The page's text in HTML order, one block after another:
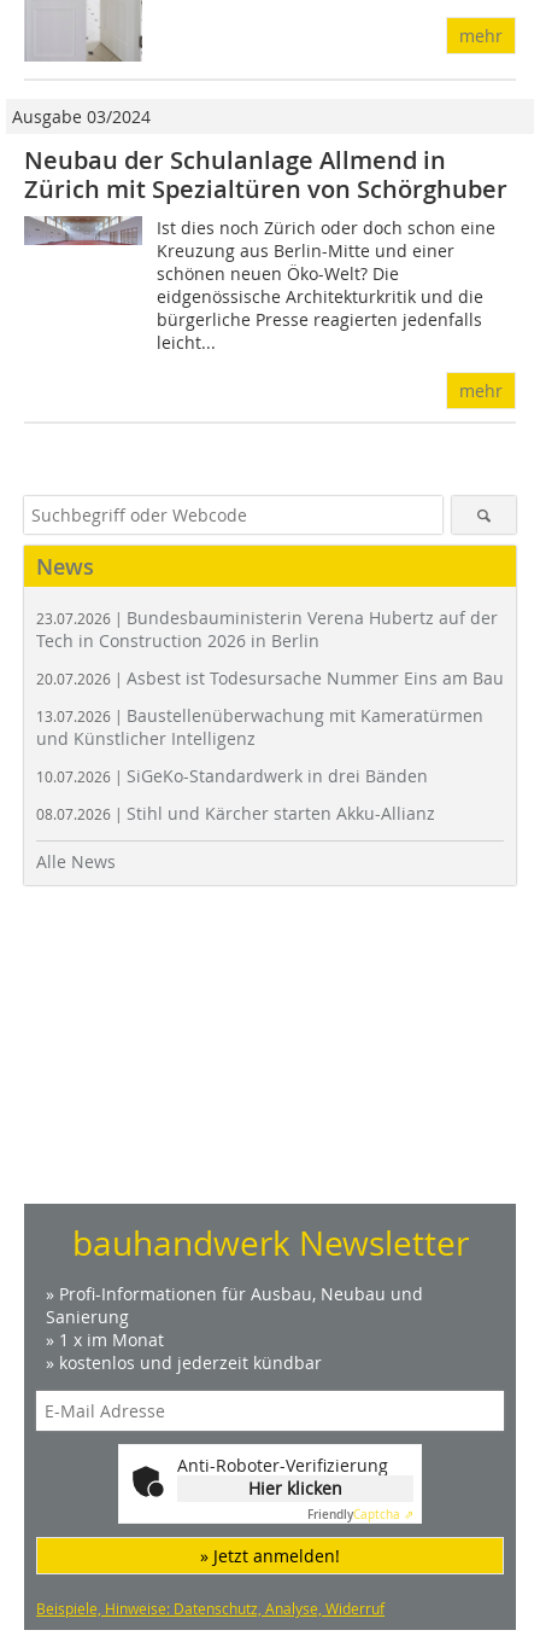
mehr
Ausgabe 03/2024
Neubau der Schulanlage Allmend in
Zürich mit Spezialtüren von Schörghuber
Ist dies noch Zürich oder doch schon eine
Kreuzung aus Berlin-Mitte und einer
schönen neuen Öko-Welt? Die
eidgenössische Architekturkritik und die
bürgerliche Presse reagierten jedenfalls
leicht...
mehr
News
23.07.2026 | Bundesbauministerin Verena Hubertz auf der
Tech in Construction 2026 in Berlin
20.07.2026 | Asbest ist Todesursache Nummer Eins am Bau
13.07.2026 | Baustellenüberwachung mit Kameratürmen
und Künstlicher Intelligenz
10.07.2026 | SiGeKo-Standardwerk in drei Bänden
08.07.2026 | Stihl und Kärcher starten Akku-Allianz
Alle News
bauhandwerk Newsletter
» Profi-Informationen für Ausbau, Neubau und
Sanierung
» 1 x im Monat
» kostenlos und jederzeit kündbar
Anti-Roboter-Verifizierung
Hier klicken
FriendlyCaptcha ⇗
» Jetzt anmelden!
Beispiele, Hinweise: Datenschutz, Analyse, Widerruf